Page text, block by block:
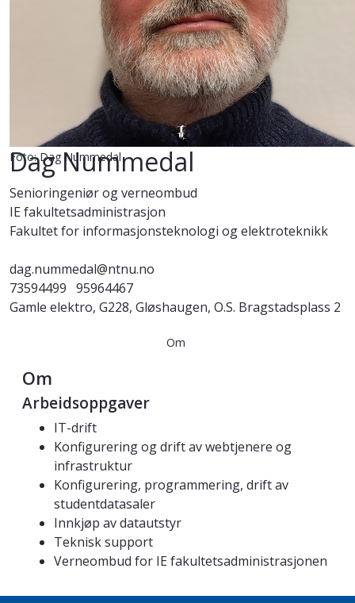
Foto: Dag Nummedal
Dag Nummedal
Senioringeniør og verneombud
IE fakultetsadministrasjon
Fakultet for informasjonsteknologi og elektroteknikk
dag.nummedal@ntnu.no
73594499 95964467
Gamle elektro, G228, Gløshaugen, O.S. Bragstadsplass 2
Om
Om
Arbeidsoppgaver
IT-drift
Konfigurering og drift av webtjenere og
infrastruktur
Konfigurering, programmering, drift av
studentdatasaler
Innkjøp av datautstyr
Teknisk support
Verneombud for IE fakultetsadministrasjonen